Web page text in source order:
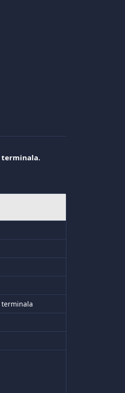
terminala.
terminala